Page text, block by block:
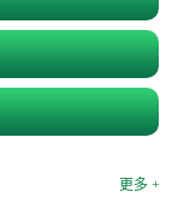
更多 +